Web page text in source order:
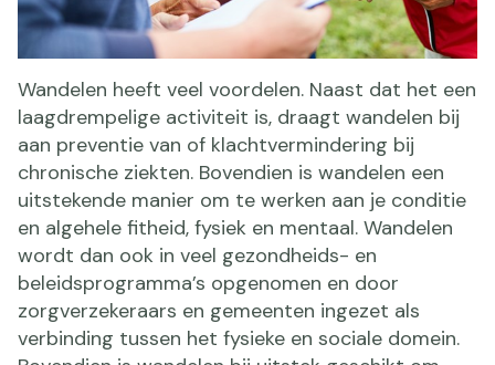
Wandelen heeft veel voordelen. Naast dat het een
laagdrempelige activiteit is, draagt wandelen bij
aan preventie van of klachtvermindering bij
chronische ziekten. Bovendien is wandelen een
uitstekende manier om te werken aan je conditie
en algehele fitheid, fysiek en mentaal. Wandelen
wordt dan ook in veel gezondheids- en
beleidsprogramma’s opgenomen en door
zorgverzekeraars en gemeenten ingezet als
verbinding tussen het fysieke en sociale domein.